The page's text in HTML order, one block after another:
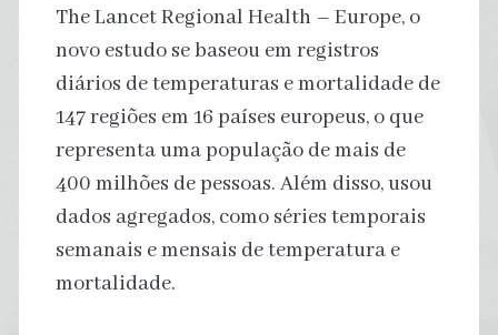
The Lancet Regional Health – Europe, o
novo estudo se baseou em registros
diários de temperaturas e mortalidade de
147 regiões em 16 países europeus, o que
representa uma população de mais de
400 milhões de pessoas. Além disso, usou
dados agregados, como séries temporais
semanais e mensais de temperatura e
mortalidade.